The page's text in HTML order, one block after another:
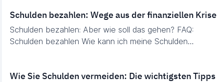
Schulden bezahlen: Wege aus der finanziellen Krise
Schulden bezahlen: Aber wie soll das gehen? FAQ:
Schulden bezahlen Wie kann ich meine Schulden…
Wie Sie Schulden vermeiden: Die wichtigsten Tipps